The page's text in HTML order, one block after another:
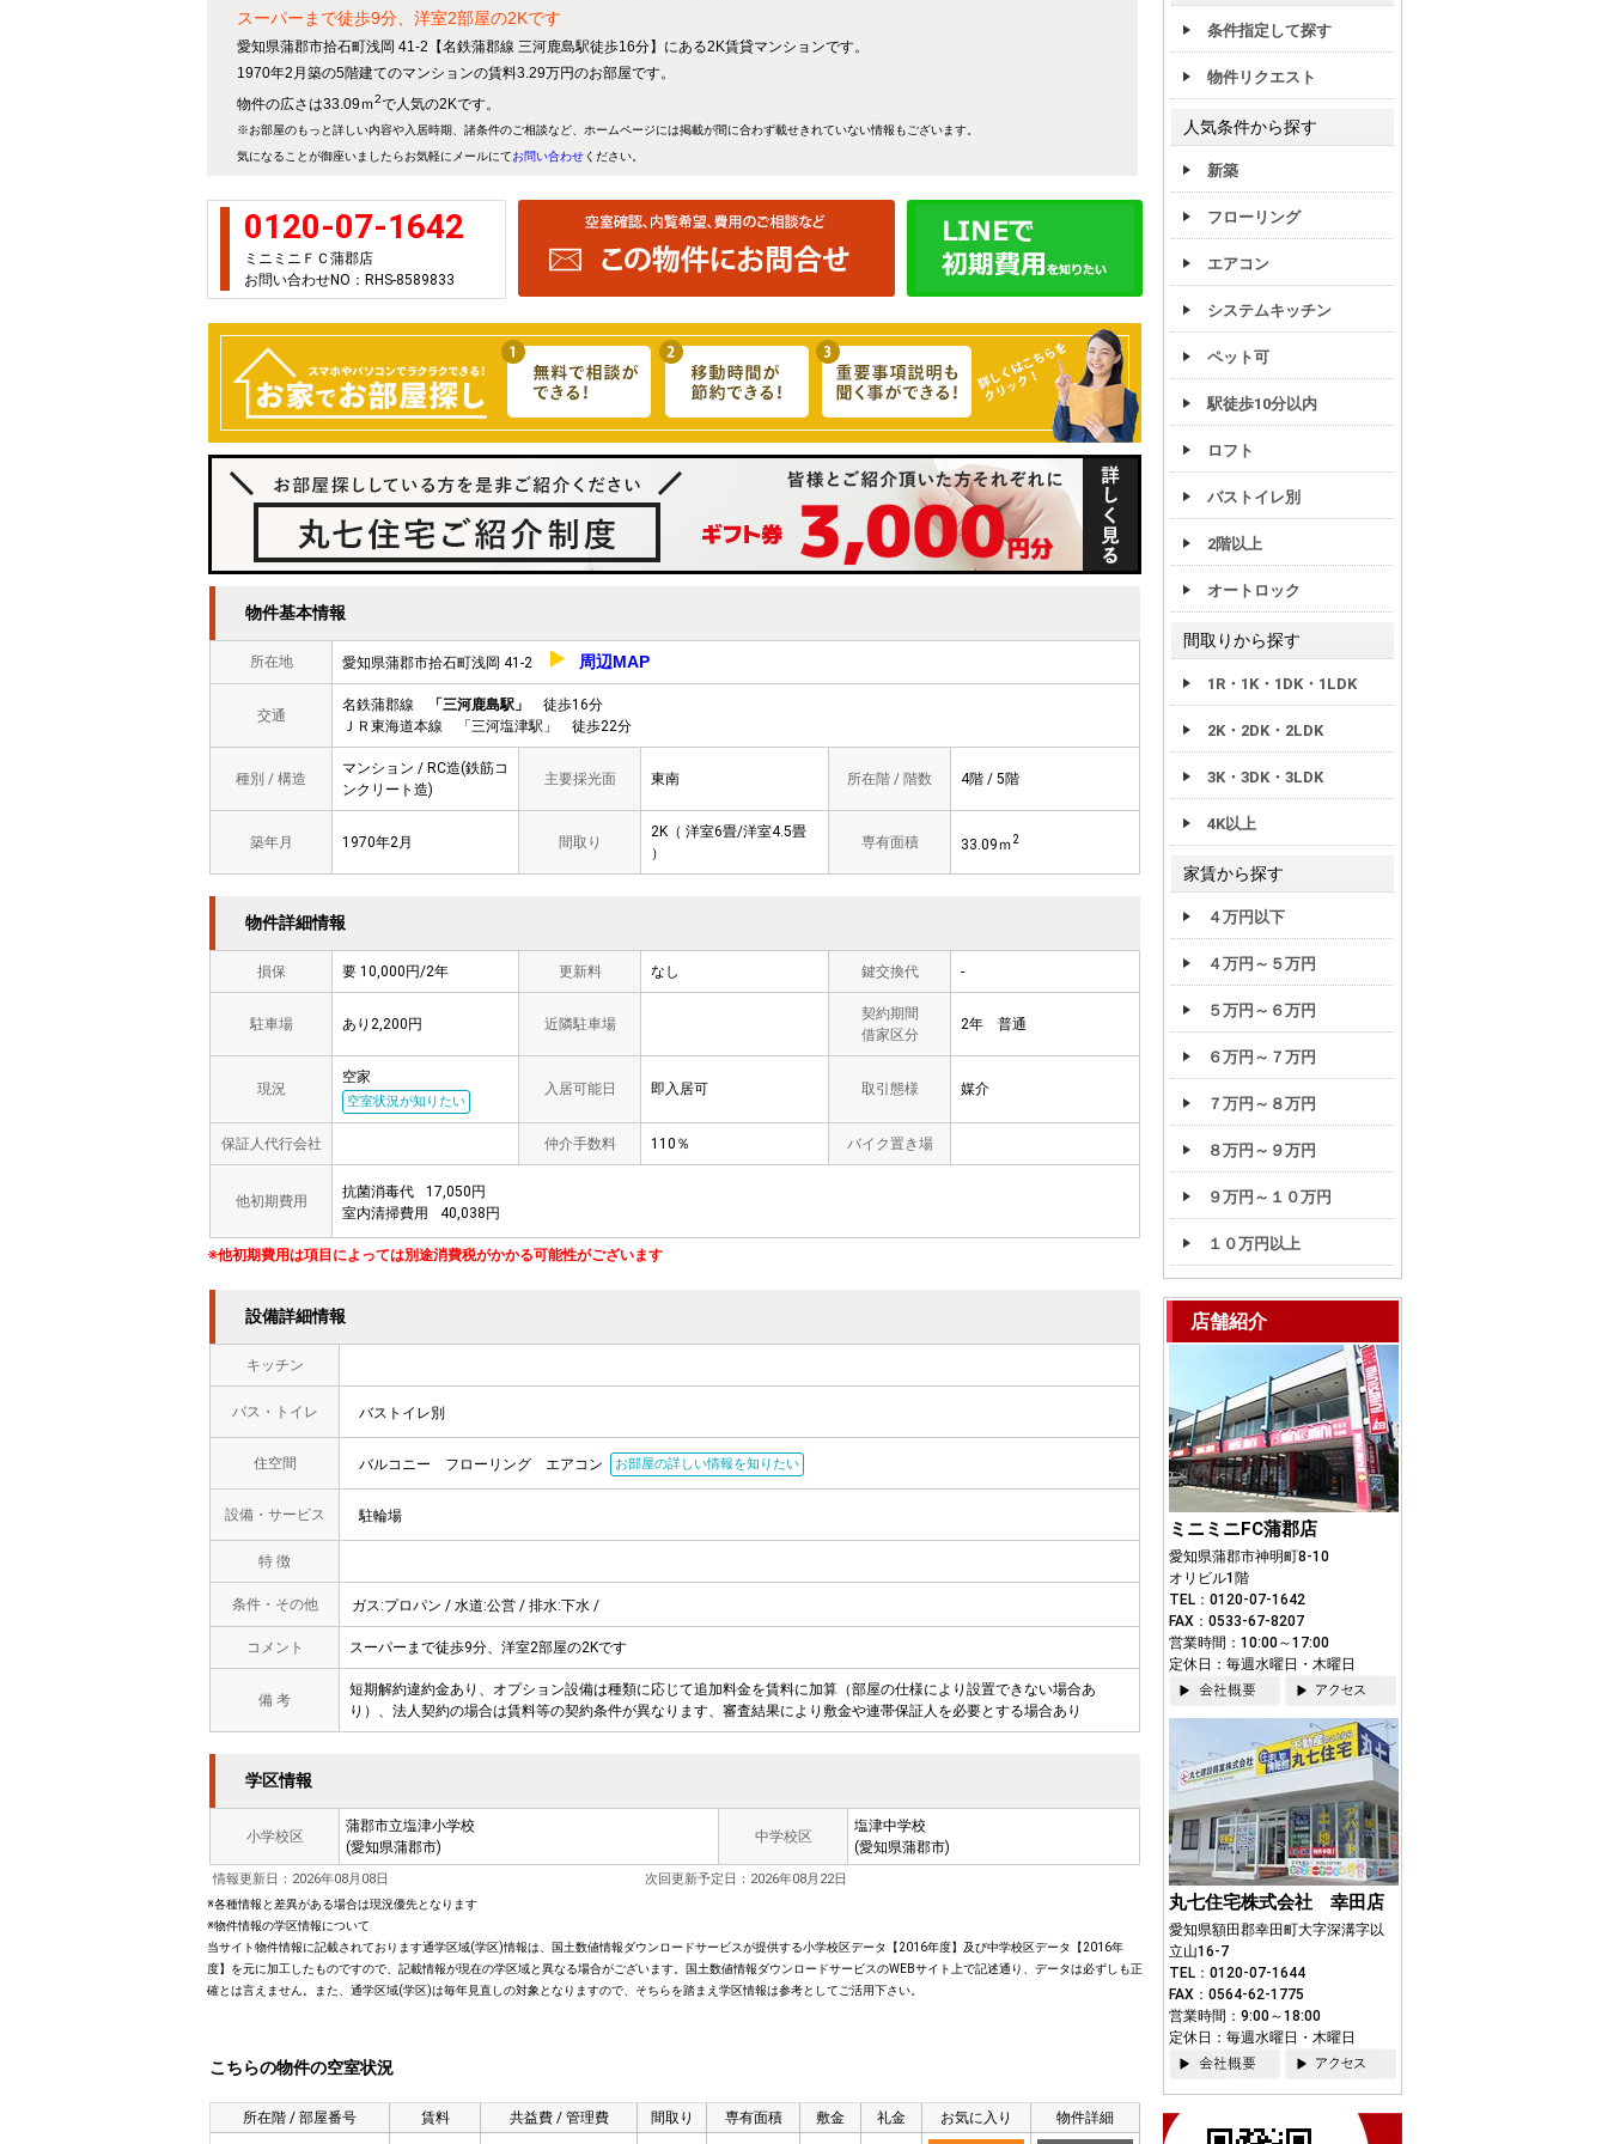
スーパーまで徒歩9分、洋室2部屋の2Kです
愛知県蒲郡市拾石町浅岡 41-2【名鉄蒲郡線 三河鹿島駅徒歩16分】にある2K賃貸マンションです。
1970年2月築の5階建てのマンションの賃料3.29万円のお部屋です。
物件の広さは33.09ｍ2で人気の2Kです。
※お部屋のもっと詳しい内容や入居時期、諸条件のご相談など、ホームページには掲載が間に合わず載せきれていない情報もございます。
気になることが御座いましたらお気軽にメールにてお問い合わせください。
0120-07-1642
ミニミニＦＣ蒲郡店
お問い合わせNO：RHS-8589833
物件基本情報
所在地 愛知県蒲郡市拾石町浅岡 41-2 周辺MAP
交通
名鉄蒲郡線 「三河鹿島駅」
徒歩16分
ＪＲ東海道本線 「三河塩津駅」 徒歩22分
種別 / 構造
マンション / RC造(鉄筋コ
ンクリート造)
主要採光面 東南 所在階 / 階数 4階 / 5階
築年月 1970年2月 間取り
2K（ 洋室6畳/洋室4.5畳
）
専有面積 33.09ｍ2
物件詳細情報
損保 要 10,000円/2年 更新料 なし 鍵交換代 -
駐車場 あり2,200円 近隣駐車場
契約期間
借家区分
2年 普通
現況
空家
空室状況が知りたい
入居可能日 即入居可 取引態様 媒介
保証人代行会社 仲介手数料 110％ バイク置き場
他初期費用
抗菌消毒代
17,050円
室内清掃費用
40,038円
※他初期費用は項目によっては別途消費税がかかる可能性がございます
設備詳細情報
キッチン
バス・トイレ バストイレ別
住空間 バルコニー フローリング エアコン お部屋の詳しい情報を知りたい
設備・サービス 駐輪場
特 徴
条件・その他 ガス:プロパン / 水道:公営 / 排水:下水 /
コメント スーパーまで徒歩9分、洋室2部屋の2Kです
備 考
短期解約違約金あり、オプション設備は種類に応じて追加料金を賃料に加算（部屋の仕様により設置できない場合あ
り）、法人契約の場合は賃料等の契約条件が異なります、審査結果により敷金や連帯保証人を必要とする場合あり
学区情報
小学校区
蒲郡市立塩津小学校
(愛知県蒲郡市)
中学校区
塩津中学校
(愛知県蒲郡市)
情報更新日：2026年08月08日 次回更新予定日：2026年08月22日
※各種情報と差異がある場合は現況優先となります
※物件情報の学区情報について
当サイト物件情報に記載されております通学区域(学区)情報は、国土数値情報ダウンロードサービスが提供する小学校区データ【2016年度】及び中学校区データ【2016年
度】を元に加工したものですので、記載情報が現在の学区域と異なる場合がございます。国土数値情報ダウンロードサービスのWEBサイト上で記述通り、データは必ずしも正
確とは言えません。また、通学区域(学区)は毎年見直しの対象となりますので、そちらを踏まえ学区情報は参考としてご活用下さい。
こちらの物件の空室状況
所在階 / 部屋番号 賃料 共益費 / 管理費 間取り 専有面積 敷金 礼金 お気に入り 物件詳細
条件指定して探す
物件リクエスト
人気条件から探す
新築
フローリング
エアコン
システムキッチン
ペット可
駅徒歩10分以内
ロフト
バストイレ別
2階以上
オートロック
間取りから探す
1R・1K・1DK・1LDK
2K・2DK・2LDK
3K・3DK・3LDK
4K以上
家賃から探す
４万円以下
４万円～５万円
５万円～６万円
６万円～７万円
７万円～８万円
８万円～９万円
９万円～１０万円
１０万円以上
店舗紹介
ミニミニFC蒲郡店
愛知県蒲郡市神明町8-10
オリビル1階
TEL：0120-07-1642
FAX：0533-67-8207
営業時間：10:00～17:00
定休日：毎週水曜日・木曜日
丸七住宅株式会社 幸田店
愛知県額田郡幸田町大字深溝字以
立山16-7
TEL：0120-07-1644
FAX：0564-62-1775
営業時間：9:00～18:00
定休日：毎週水曜日・木曜日